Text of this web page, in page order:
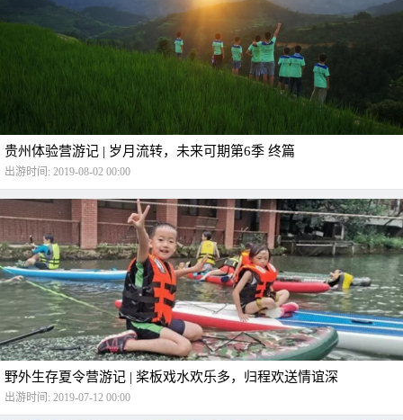
贵州体验营游记 | 岁月流转，未来可期第6季 终篇
出游时间: 2019-08-02 00:00
野外生存夏令营游记 | 桨板戏水欢乐多，归程欢送情谊深
出游时间: 2019-07-12 00:00